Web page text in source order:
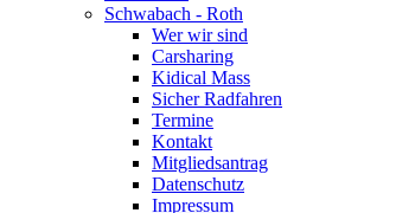
Schwabach - Roth
Wer wir sind
Carsharing
Kidical Mass
Sicher Radfahren
Termine
Kontakt
Mitgliedsantrag
Datenschutz
Impressum